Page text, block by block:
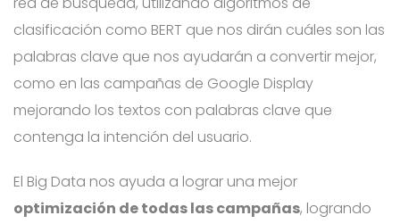
clasificación como BERT que nos dirán cuáles son las
palabras clave que nos ayudarán a convertir mejor,
como en las campañas de Google Display
mejorando los textos con palabras clave que
contenga la intención del usuario.
El Big Data nos ayuda a lograr una mejor
optimización de todas las campañas, logrando